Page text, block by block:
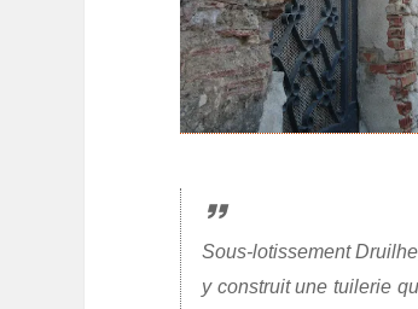
Sous-lotissement
y construit une tuilerie